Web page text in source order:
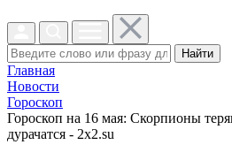
Найти
Главная
Новости
Гороскоп
Гороскоп на 16 мая: Скорпионы
дурачатся - 2x2.su